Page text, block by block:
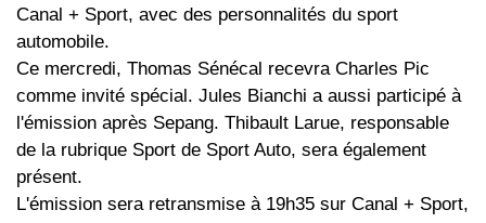
Canal + Sport, avec des personnalités du sport
automobile.
Ce mercredi, Thomas Sénécal recevra Charles Pic
comme invité spécial. Jules Bianchi a aussi participé à
l'émission après Sepang. Thibault Larue, responsable
de la rubrique Sport de Sport Auto, sera également
présent.
L'émission sera retransmise à 19h35 sur Canal + Sport,